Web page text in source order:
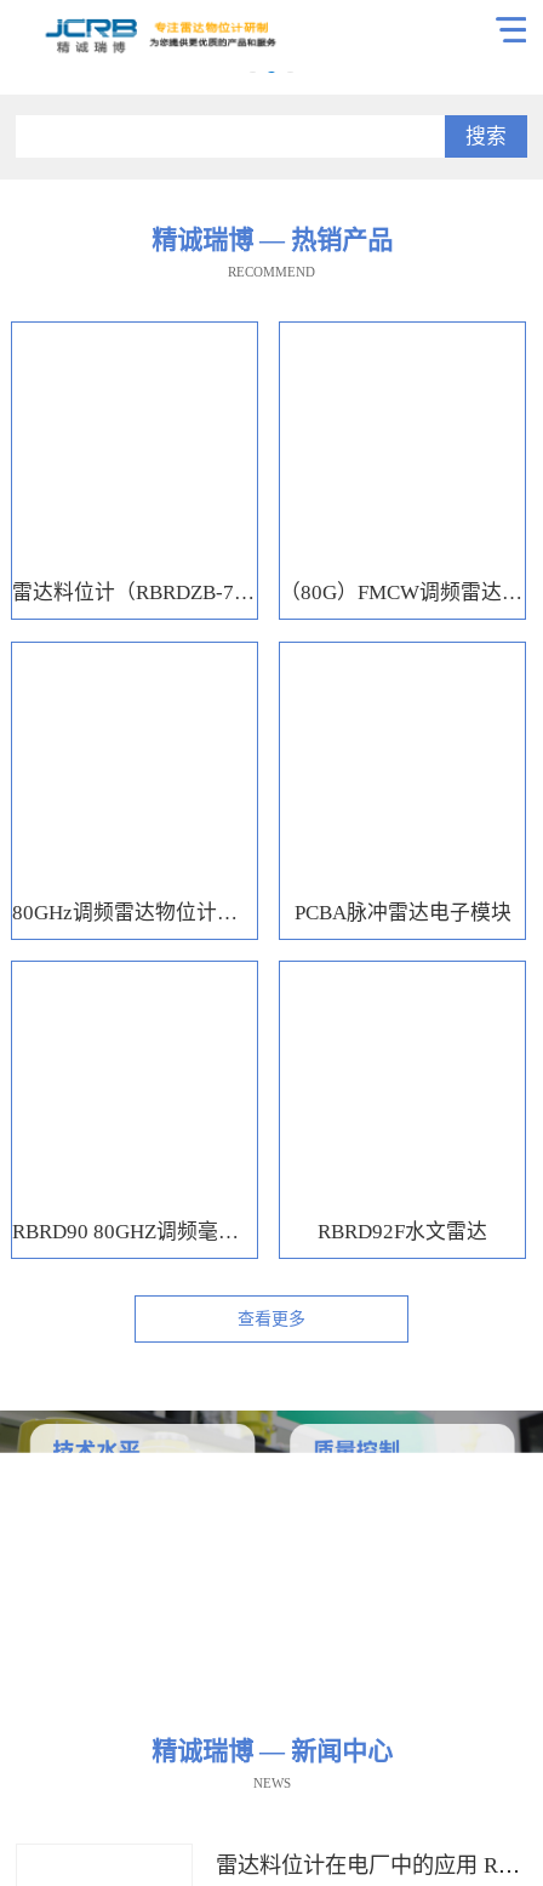
搜索
精诚瑞博 — 热销产品
RECOMMEND
雷达料位计（RBRDZB-71-6-C） （80G）FMCW调频雷达电子模块
80GHz调频雷达物位计（RBRD71） PCBA脉冲雷达电子模块
RBRD90 80GHZ调频毫米波水位计 RBRD92F水文雷达
查看更多
精诚瑞博 — 新闻中心
NEWS
雷达料位计在电厂中的应用 RBRDZB-71-6-C